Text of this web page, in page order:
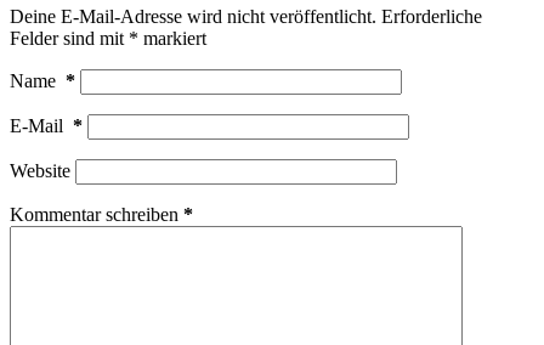
Deine E-Mail-Adresse wird nicht veröffentlicht. Erforderliche
Felder sind mit * markiert
Name *
E-Mail *
Website
Kommentar schreiben *